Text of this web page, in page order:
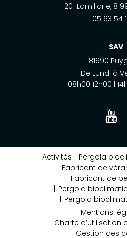
201 Lamillarie,
05 63 54
SAV
81990
De Lundi à
08h00 12h00 |
Activités
Pergola
Fabricant de
Fabricant de
Pergola
Pergola
Mentions
Charte d’utilisation
Gestion des